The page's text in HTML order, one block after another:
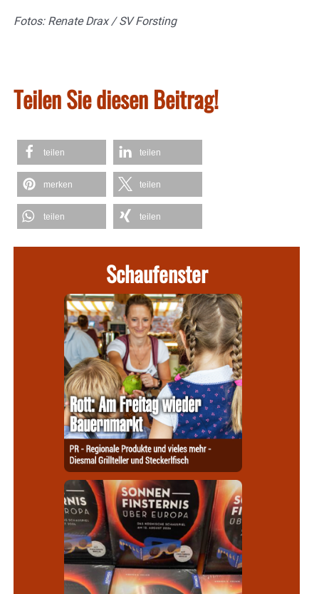
Fotos: Renate Drax / SV Forsting
Teilen Sie diesen Beitrag!
teilen teilen
merken teilen
teilen teilen
Schaufenster